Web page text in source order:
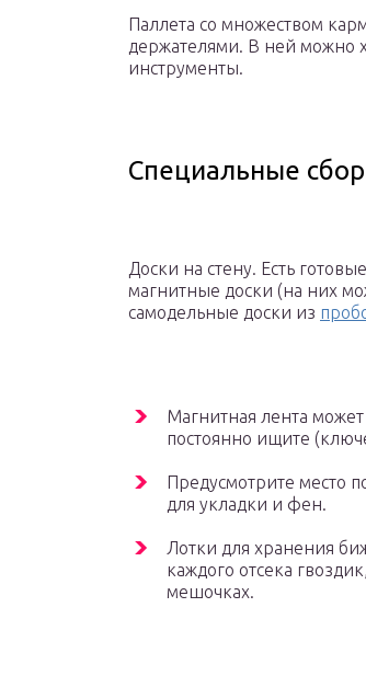
Паллета со множеством
держателями. В ней можно
инструменты.
Специальные
Доски на стену. Есть
магнитные доски (на них
самодельные доски из
Магнитная лента
постоянно ищите
Предусмотрите место
для укладки и фен.
Лотки для хранения
каждого отсека
мешочках.